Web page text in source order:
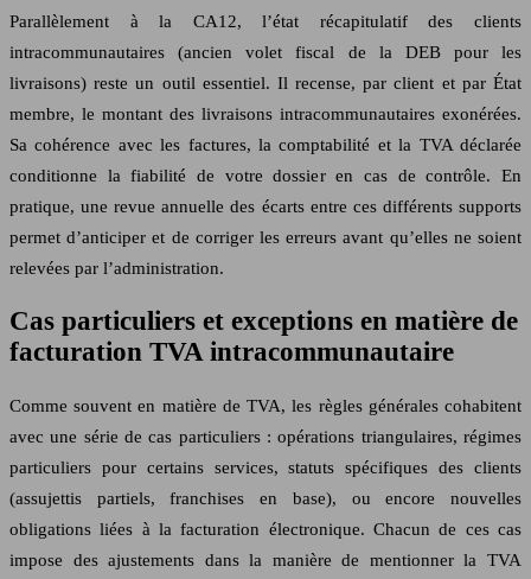
Parallèlement à la CA12, l’état récapitulatif des clients
intracommunautaires (ancien volet fiscal de la DEB pour les
livraisons) reste un outil essentiel. Il recense, par client et par État
membre, le montant des livraisons intracommunautaires exonérées.
Sa cohérence avec les factures, la comptabilité et la TVA déclarée
conditionne la fiabilité de votre dossier en cas de contrôle. En
pratique, une revue annuelle des écarts entre ces différents supports
permet d’anticiper et de corriger les erreurs avant qu’elles ne soient
relevées par l’administration.
Cas particuliers et exceptions en matière de
facturation TVA intracommunautaire
Comme souvent en matière de TVA, les règles générales cohabitent
avec une série de cas particuliers : opérations triangulaires, régimes
particuliers pour certains services, statuts spécifiques des clients
(assujettis partiels, franchises en base), ou encore nouvelles
obligations liées à la facturation électronique. Chacun de ces cas
impose des ajustements dans la manière de mentionner la TVA